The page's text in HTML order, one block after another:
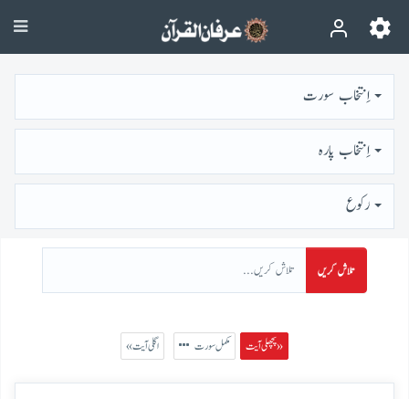
اِنتخاب سورت
اِنتخاب پارہ
رُكوع
تلاش کریں
پچھلی آیت » مکمل سورت « اگلی آیت